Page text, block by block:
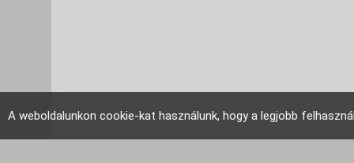
A weboldalunkon cookie-kat használunk, hogy a legjobb